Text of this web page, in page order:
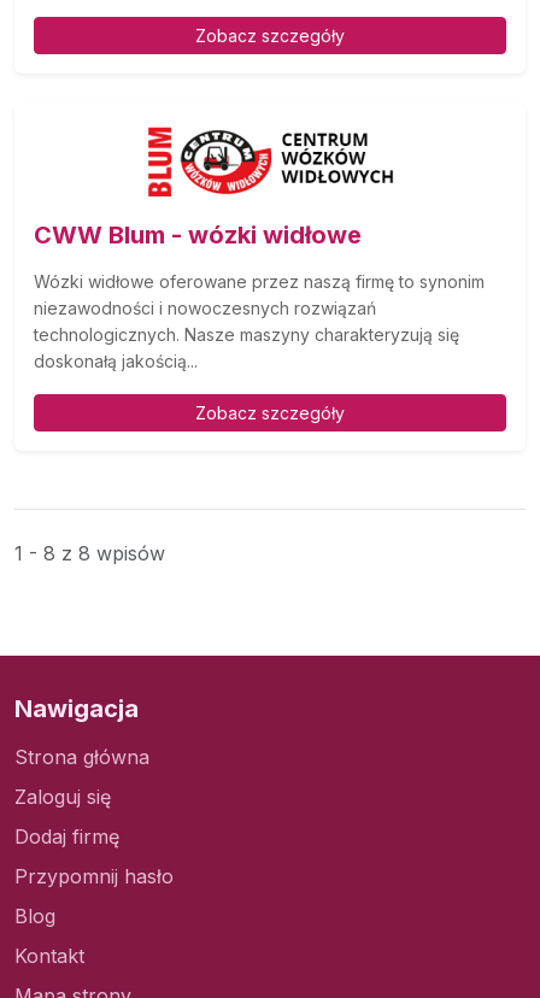
Zobacz szczegóły
CWW Blum - wózki widłowe
Wózki widłowe oferowane przez naszą firmę to synonim
niezawodności i nowoczesnych rozwiązań
technologicznych. Nasze maszyny charakteryzują się
doskonałą jakością...
Zobacz szczegóły
1 - 8 z 8 wpisów
Nawigacja
Strona główna
Zaloguj się
Dodaj firmę
Przypomnij hasło
Blog
Kontakt